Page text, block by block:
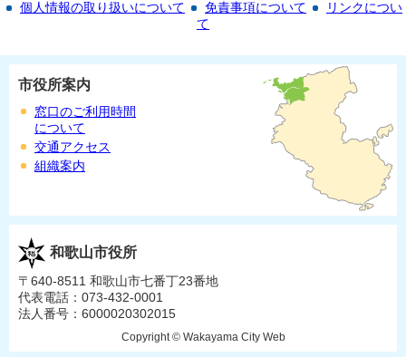
個人情報の取り扱いについて 免責事項について
リンクについ
て
市役所案内
窓口のご利用時間
について
交通アクセス
組織案内
和歌山市役所
〒640-8511 和歌山市七番丁23番地
代表電話：073-432-0001
法人番号：6000020302015
Copyright © Wakayama City Web